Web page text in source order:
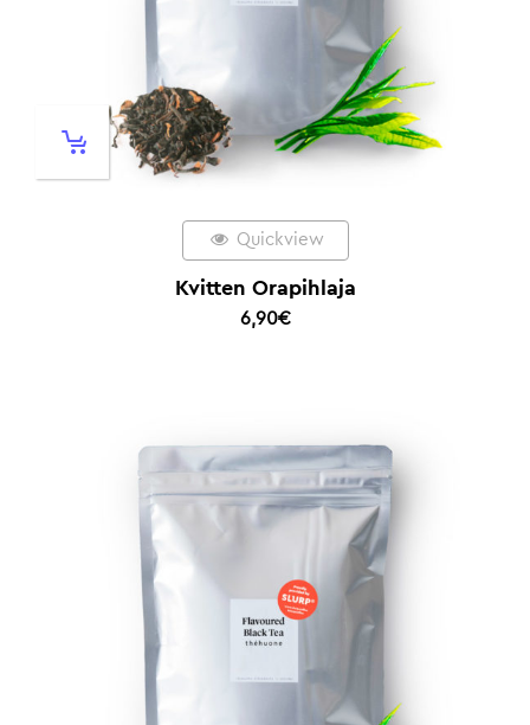
Quickview
Kvitten Orapihlaja
6,90€